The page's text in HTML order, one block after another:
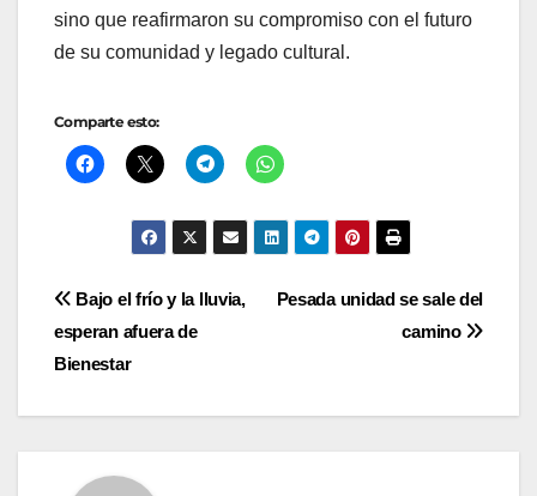
sino que reafirmaron su compromiso con el futuro
de su comunidad y legado cultural.
Comparte esto:
Navegación
de
entradas
Pesada unidad se sale del
camino
Bajo el frío y la lluvia,
esperan afuera de
Bienestar